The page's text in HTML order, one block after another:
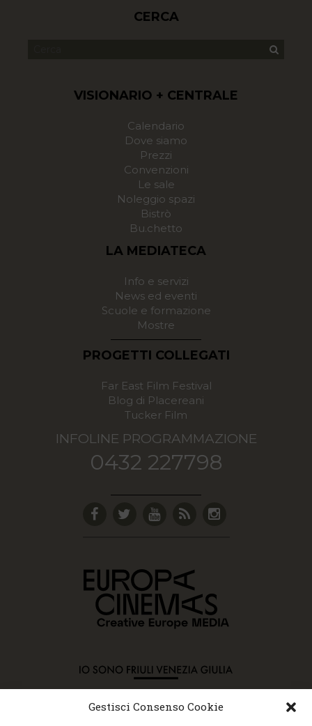
Gestisci Consenso Cookie
CERCA
VISIONARIO + CENTRALE
Calendario
Dove siamo
Prezzi
Convenzioni
Le sale
Noleggio spazi
Bistrò
Bu.chetto
LA MEDIATECA
Info e servizi
News ed eventi
Scuole e formazione
Mostre
PROGETTI COLLEGATI
Far East Film Festival
Blog di Placereani
Tucker Film
INFOLINE PROGRAMMAZIONE
0432 227798